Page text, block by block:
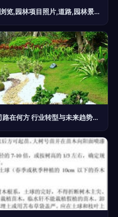
厦门隧道口绿化参考的图片浏览,园林项目照片,道路,园林景观设计施工图纸资料下载
2018园林景观绿化工程公司路在何方 行业转型与未来趋势深度解析